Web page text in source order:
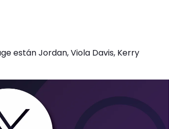
están Jordan, Viola Davis, Kerry